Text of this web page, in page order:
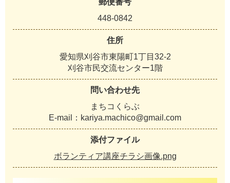
郵便番号
448-0842
住所
愛知県刈谷市東陽町1丁目32-2
刈谷市民交流センター1階
問い合わせ先
まちコくらぶ
E-mail：kariya.machico@gmail.com
添付ファイル
ボランティア講座チラシ画像.png